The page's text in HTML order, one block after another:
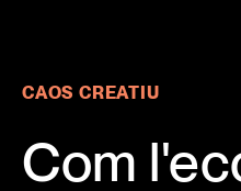
CAOS CREATIU
Com